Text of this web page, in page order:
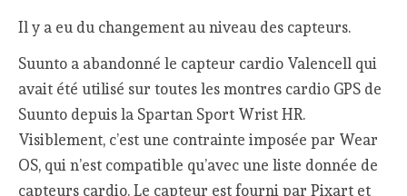
Il y a eu du changement au niveau des capteurs.
Suunto a abandonné le capteur cardio Valencell qui
avait été utilisé sur toutes les montres cardio GPS de
Suunto depuis la Spartan Sport Wrist HR.
Visiblement, c’est une contrainte imposée par Wear
OS, qui n’est compatible qu’avec une liste donnée de
capteurs cardio. Le capteur est fourni par Pixart et